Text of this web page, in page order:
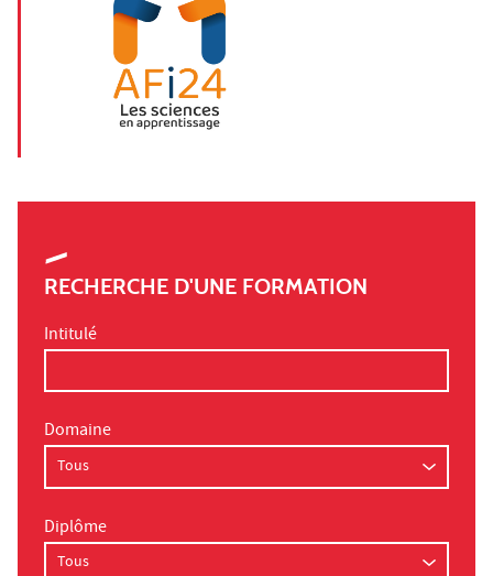
RECHERCHE D'UNE FORMATION
Intitulé
Domaine
Diplôme